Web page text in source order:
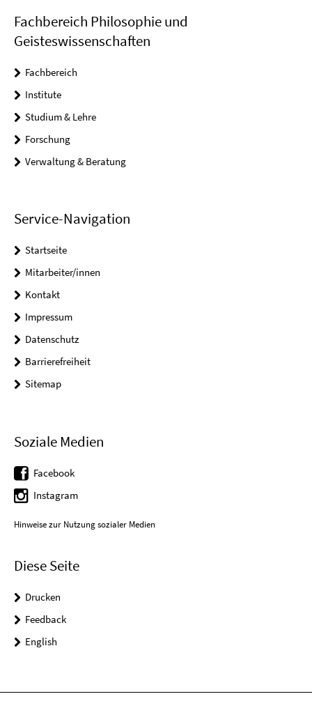
Fachbereich Philosophie und
Geisteswissenschaften
Fachbereich
Institute
Studium & Lehre
Forschung
Verwaltung & Beratung
Service-Navigation
Startseite
Mitarbeiter/innen
Kontakt
Impressum
Datenschutz
Barrierefreiheit
Sitemap
Soziale Medien
Facebook
Instagram
Hinweise zur Nutzung sozialer Medien
Diese Seite
Drucken
Feedback
English